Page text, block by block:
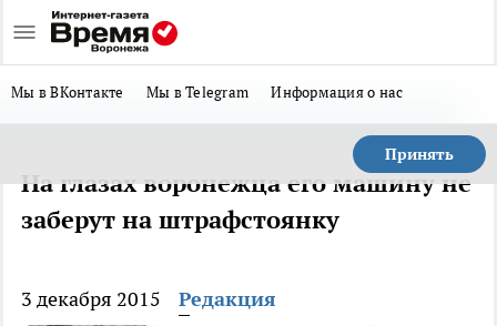
Мы в ВКонтакте Мы в Telegram Информация о нас
Принять
На глазах воронежца его машину не
заберут на штрафстоянку
3 декабря 2015 Редакция